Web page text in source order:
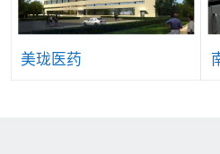
美珑医药